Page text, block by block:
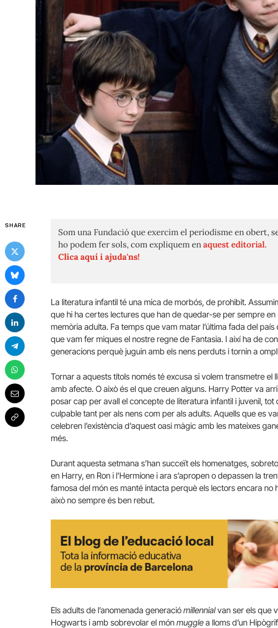
SHARE
Som una Fundació que exercim el periodisme en obert,
ho podem fer sols, com expliquem enaquest editorial.
Clica aquí i ajuda'ns!
La literatura infantil té una mica de morbós, de prohibit.
que hi ha certes lectures que han de quedar-se per sempre
memòria adulta. Fa temps que vam matar l’última fada del país
que vam fer miques el nostre regne de Fantasia. I així ha de
generacions perquè juguin amb els nens perduts i tornin a
Tornar a aquests títols només té excusa si volem transmetre el
amb afecte. O això és el que creuen alguns. Harry Potter va
posar cap per avall el concepte de literatura infantil i juvenil,
culpable tant per als nens com per als adults. Aquells que es
celebren l’existència d’aquest oasi màgic amb les mateixes
més.
Durant aquesta setmana s’han succeït els homenatges,
en Harry, en Ron i l’Hermíone i ara s’apropen o depassen la
famosa del món es manté intacta perquè els lectors encara no
això no sempre és ben rebut.
Els adults de l’anomenada generació millennialvan ser els que
Hogwarts i amb sobrevolar el món muggle a lloms d’un